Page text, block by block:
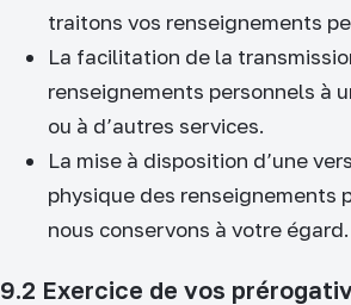
traitons vos renseignements
La facilitation de la
renseignements personnels à
ou à d’autres services.
La mise à disposition d’une
physique des renseignements
nous conservons à votre égard.
9.2 Exercice de vos